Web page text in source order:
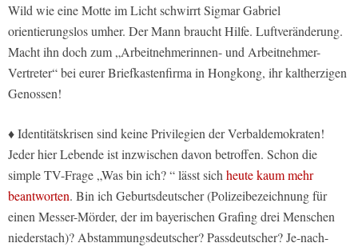
Wild wie eine Motte im Licht schwirrt Sigmar Gabriel
orientierungslos umher. Der Mann braucht Hilfe. Luftveränderung.
Macht ihn doch zum „Arbeitnehmerinnen- und Arbeitnehmer-
Vertreter“ bei eurer Briefkastenfirma in Hongkong, ihr kaltherzigen
Genossen!
♦ Identitätskrisen sind keine Privilegien der Verbaldemokraten!
Jeder hier Lebende ist inzwischen davon betroffen. Schon die
simple TV-Frage „Was bin ich? “ lässt sichheute kaum mehr
beantworten. Bin ich Geburtsdeutscher (Polizeibezeichnung für
einen Messer-Mörder, der im bayerischen Grafing drei Menschen
niederstach)? Abstammungsdeutscher? Passdeutscher? Je-nach-